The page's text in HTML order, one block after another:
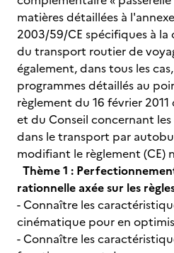
matières détaillées à
2003/59/CE spécifiques à
du transport routier de
également, dans tous les
programmes détaillés au
règlement du 16 février
et du Conseil concernant
dans le transport par
modifiant le règlement (CE)
Thème 1 :
rationnelle axée sur les
- Connaître les
cinématique pour en
- Connaître les